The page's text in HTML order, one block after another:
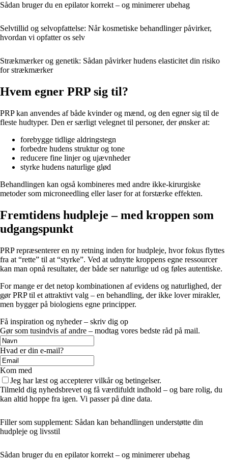
Sådan bruger du en epilator korrekt – og minimerer ubehag
Selvtillid og selvopfattelse: Når kosmetiske behandlinger påvirker,
hvordan vi opfatter os selv
Strækmærker og genetik: Sådan påvirker hudens elasticitet din risiko
for strækmærker
Hvem egner PRP sig til?
PRP kan anvendes af både kvinder og mænd, og den egner sig til de
fleste hudtyper. Den er særligt velegnet til personer, der ønsker at:
forebygge tidlige aldringstegn
forbedre hudens struktur og tone
reducere fine linjer og ujævnheder
styrke hudens naturlige glød
Behandlingen kan også kombineres med andre ikke-kirurgiske
metoder som microneedling eller laser for at forstærke effekten.
Fremtidens hudpleje – med kroppen som
udgangspunkt
PRP repræsenterer en ny retning inden for hudpleje, hvor fokus flyttes
fra at “rette” til at “styrke”. Ved at udnytte kroppens egne ressourcer
kan man opnå resultater, der både ser naturlige ud og føles autentiske.
For mange er det netop kombinationen af evidens og naturlighed, der
gør PRP til et attraktivt valg – en behandling, der ikke lover mirakler,
men bygger på biologiens egne principper.
Få inspiration og nyheder – skriv dig op
Gør som tusindvis af andre – modtag vores bedste råd på mail.
Hvad er din e-mail?
Kom med
Jeg har læst og accepterer vilkår og betingelser.
Tilmeld dig nyhedsbrevet og få værdifuldt indhold – og bare rolig, du
kan altid hoppe fra igen. Vi passer på dine data.
Filler som supplement: Sådan kan behandlingen understøtte din
hudpleje og livsstil
Sådan bruger du en epilator korrekt – og minimerer ubehag